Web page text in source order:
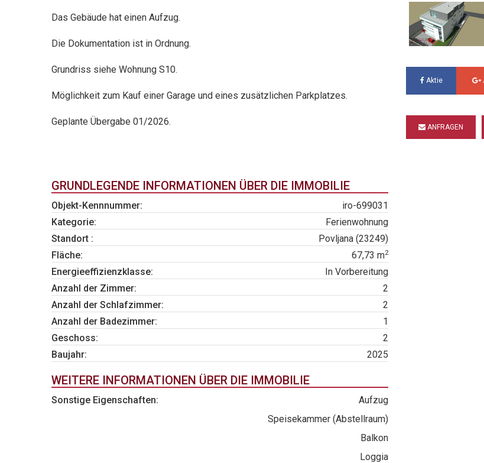
Das Gebäude hat einen Aufzug.
Die Dokumentation ist in Ordnung.
Grundriss siehe Wohnung S10.
Möglichkeit zum Kauf einer Garage und eines zusätzlichen Parkplatzes.
Geplante Übergabe 01/2026.
GRUNDLEGENDE INFORMATIONEN ÜBER DIE IMMOBILIE
Objekt-Kennnummer:
iro-699031
Kategorie:
Ferienwohnung
Standort :
Povljana (23249)
Fläche:
67,73 m2
Energieeffizienzklasse:
In Vorbereitung
Anzahl der Zimmer:
2
Anzahl der Schlafzimmer:
2
Anzahl der Badezimmer:
1
Geschoss:
2
Baujahr:
2025
WEITERE INFORMATIONEN ÜBER DIE IMMOBILIE
Sonstige Eigenschaften:
Aufzug
Speisekammer (Abstellraum)
Balkon
Loggia
Aktie
ANFRAGEN